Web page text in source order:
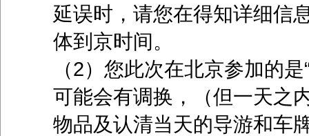
延误时，请您在得知详细信
体到京时间。
（2）您此次在北京参加的
可能会有调换，（但一天之
物品及认清当天的导游和车